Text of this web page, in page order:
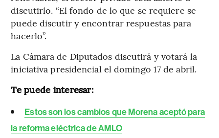
discutirlo. “El fondo de lo que se requiere se
puede discutir y encontrar respuestas para
hacerlo”.
La Cámara de Diputados discutirá y votará la
iniciativa presidencial el domingo 17 de abril.
Te puede interesar:
Estos son los cambios que Morena aceptó para
la reforma eléctrica de AMLO